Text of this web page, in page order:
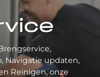
Navigatie updaten,
Reinigen, onze